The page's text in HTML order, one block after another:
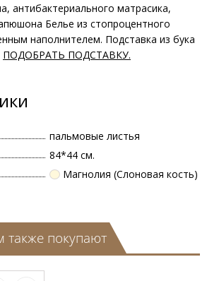
антибактериального матрасика,
Белье из стопроцентного
наполнителем. Подставка из бука
ПОДОБРАТЬ ПОДСТАВКУ.
пальмовые листья
84*44 см.
Магнолия (Слоновая кость)
также покупают